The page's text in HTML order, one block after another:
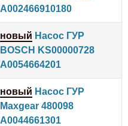
A002466910180
новый Насос ГУР
BOSCH KS00000728
A0054664201
новый Насос ГУР
Maxgear 480098
A0044661301